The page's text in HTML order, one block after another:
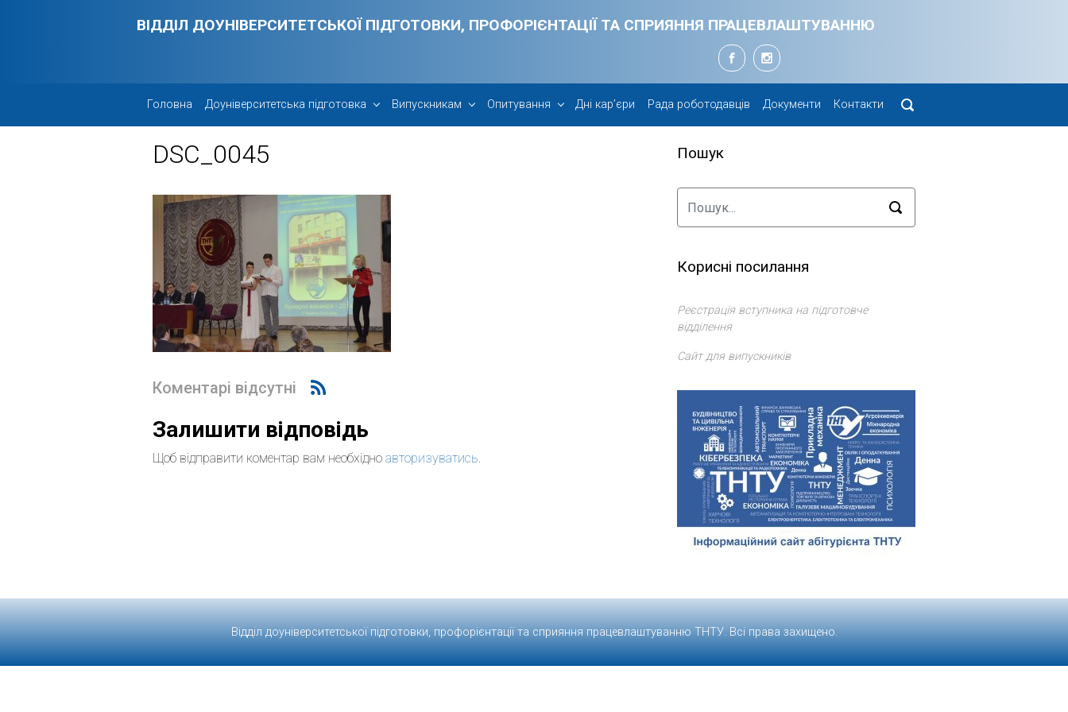
ВІДДІЛ ДОУНІВЕРСИТЕТСЬКОЇ ПІДГОТОВКИ, ПРОФОРІЄНТАЦІЇ ТА СПРИЯННЯ ПРАЦЕВЛАШТУВАННЮ
Головна Доуніверситетська підготовка Випускникам Опитування Дні кар’єри Рада роботодавців Документи Контакти
DSC_0045
Коментарі відсутні
Залишити відповідь
Щоб відправити коментар вам необхідно авторизуватись.
Пошук
Корисні посилання
Реєстрація вступника на підготовче
відділення
Сайт для випускників
Відділ доуніверситетської підготовки, профорієнтації та сприяння працевлаштуванню ТНТУ. Всі права захищено.